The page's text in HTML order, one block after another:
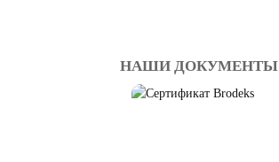
НАШИ ДОКУМЕНТЫ